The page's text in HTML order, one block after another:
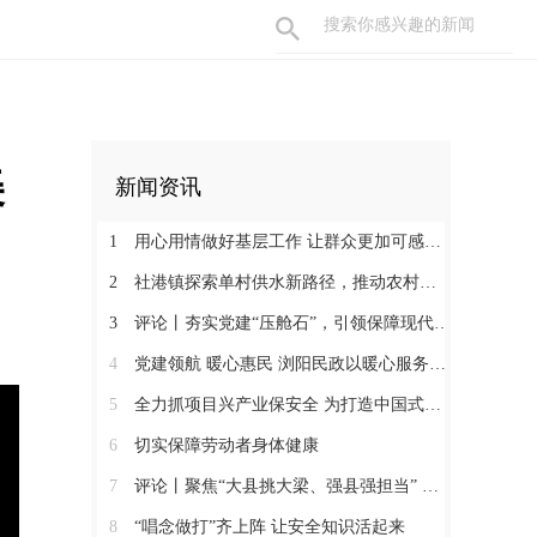
新闻资讯
1 用心用情做好基层工作 让群众更加可感可及
2 社港镇探索单村供水新路径，推动农村安全饮水提质升级
3 评论丨夯实党建“压舱石”，引领保障现代化建设新征程
4 党建领航 暖心惠民 浏阳民政以暖心服务书写惠民答卷
5 全力抓项目兴产业保安全 为打造中国式现代化县域示范作出更大贡献
6 切实保障劳动者身体健康
7 评论丨聚焦“大县挑大梁、强县强担当” 保持定力真抓实干奋发作为
8 “唱念做打”齐上阵 让安全知识活起来